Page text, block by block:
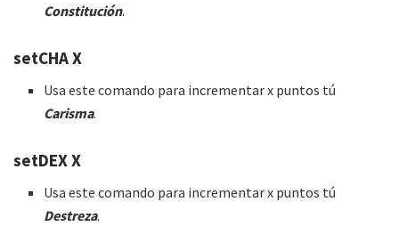
Constitución.
setCHA X
Usa este comando para incrementar x puntos tú
Carisma.
setDEX X
Usa este comando para incrementar x puntos tú
Destreza.